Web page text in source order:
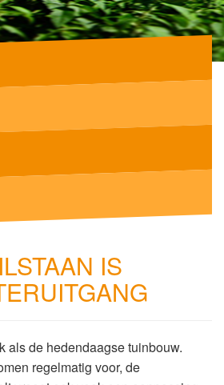
IS
als de hedendaagse tuinbouw.
regelmatig voor, de